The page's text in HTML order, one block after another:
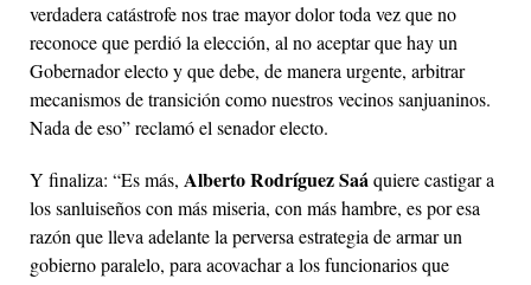
verdadera catástrofe nos trae mayor dolor toda vez que no
reconoce que perdió la elección, al no aceptar que hay un
Gobernador electo y que debe, de manera urgente, arbitrar
mecanismos de transición como nuestros vecinos sanjuaninos.
Nada de eso” reclamó el senador electo.
Y finaliza: “Es más, Alberto Rodríguez Saáquiere castigar a
los sanluiseños con más miseria, con más hambre, es por esa
razón que lleva adelante la perversa estrategia de armar un
gobierno paralelo, para acovachar a los funcionarios que